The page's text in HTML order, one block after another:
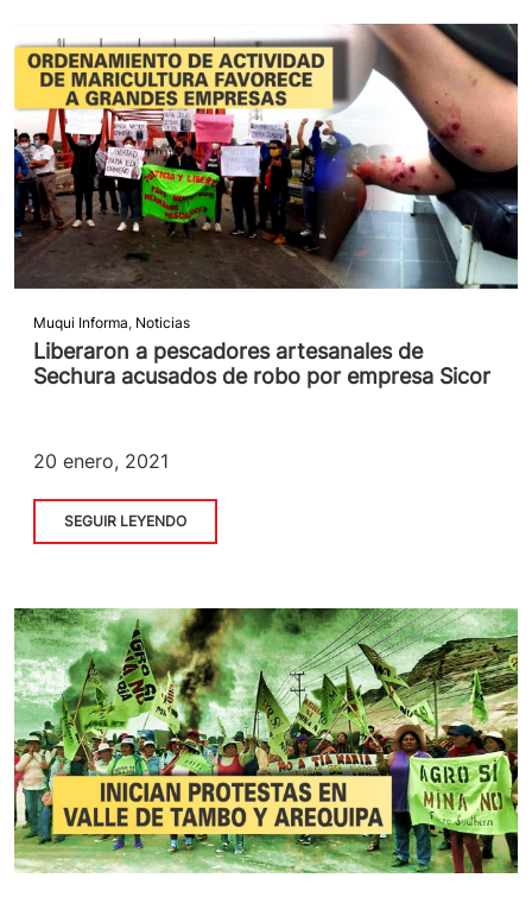
Muqui Informa, Noticias
Liberaron a pescadores artesanales de
Sechura acusados de robo por empresa Sicor
20 enero, 2021
SEGUIR LEYENDO